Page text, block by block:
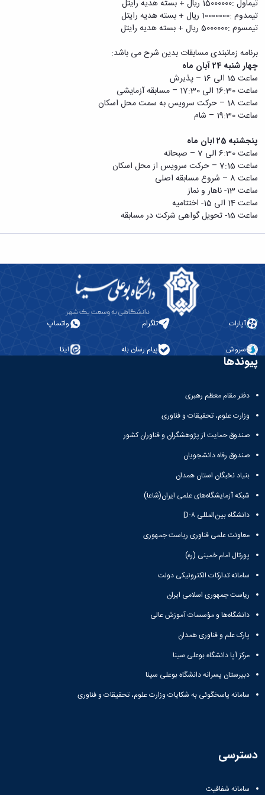
معظم
رهبری
تماس
با
دانشگاه
روابط
عمومی
آدرس
دانشکده‌ها
شماره
آموزش
کارکنان
سایر
آموزشی
نظامنامه
اخلاق
آموزش
دانش‌آموختگان
آزمایشگاه
باستان
شناسی
هوش
ربات
و
بینایی
آزمایشگاه
ژئوماتیک
کتابخانه
مرکزی
و
مرکز
اسناد
پایان
نامه
رساله
سنجی
کتب
علمی
فصلنامه
و
فناوری
و
حسابداری
رزن
غذایی
بهار
مجتمع
آموزش
عالی
فاطمیه
(ویژه
دختران)
زمین
چمن
سالن‌های
تفریحی-
سیاحتی
باغ
دانشگاه
موزه
تاریخ
دانشگاه
(محمد)
تیماول :15000000 ریال + بسته هدیه رایتل
تیمدوم :10000000 ریال + بسته هدیه رایتل
تیمسوم :5000000 ریال + بسته هدیه رایتل
برنامه زمانبندی مسابقات بدین شرح می باشد:
چهار شنبه 24 آبان ماه
ساعت 15 الی 16 – پذیرش
ساعت 16:30 الی 17:30 – مسابقه آزمایشی
ساعت 18 – حرکت سرویس به سمت محل اسکان
ساعت 19:30 – شام
پنجشنبه 25 ابان ماه
ساعت 6:30 الی 7 – صبحانه
ساعت 7:15 – حرکت سرویس از محل اسکان
ساعت 8 – شروع مسابقه اصلی
ساعت 13- ناهار و نماز
ساعت 14 الی 15- اختتامیه
ساعت 15- تحویل گواهی شرکت در مسابقه
آپارات تلگرام واتساپ
سروش پیام رسان بله ایتا
پیوندها
دفتر مقام معظم رهبری
وزارت علوم، تحقیقات و فناوری
صندوق حمایت از پژوهشگران و فناوران کشور
صندوق رفاه دانشجویان
بنیاد نخبگان استان همدان
شبکه آزمایشگاه‌های علمی ایران(شاعا)
دانشگاه بین‌المللی D-۸
معاونت علمی فناوری ریاست جمهوری
پورتال امام خمینی (ره)
سامانه تدارکات الکترونیکی دولت
ریاست جمهوری اسلامی ایران
دانشگاه‌ها و مؤسسات آموزش عالی
پارک علم و فناوری همدان
مرکز آپا دانشگاه بوعلی سینا
دبیرستان پسرانه دانشگاه بوعلی سینا
سامانه پاسخگوئی به شکایات وزارت علوم، تحقیقات و فناوری
دسترسی
سامانه شفافیت